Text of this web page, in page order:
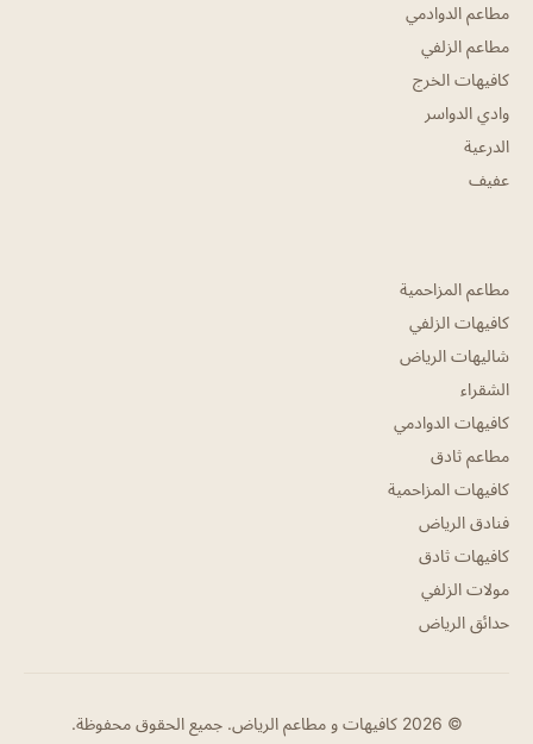
مطاعم الدوادمي
مطاعم الزلفي
كافيهات الخرج
وادي الدواسر
الدرعية
عفيف
مطاعم المزاحمية
كافيهات الزلفي
شاليهات الرياض
الشقراء
كافيهات الدوادمي
مطاعم ثادق
كافيهات المزاحمية
فنادق الرياض
كافيهات ثادق
مولات الزلفي
حدائق الرياض
© 2026 كافيهات و مطاعم الرياض. جميع الحقوق محفوظة.